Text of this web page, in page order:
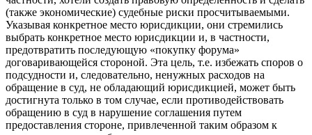
(также экономические) судебные риски просчитываемыми.
Указывая конкретное место юрисдикции, они стремились
выбрать конкретное место юрисдикции и, в частности,
предотвратить последующую «покупку форума»
договаривающейся стороной. Эта цель, т.е. избежать споров о
подсудности и, следовательно, ненужных расходов на
обращение в суд, не обладающий юрисдикцией, может быть
достигнута только в том случае, если противодействовать
обращению в суд в нарушение соглашения путем
предоставления стороне, привлеченной таким образом к